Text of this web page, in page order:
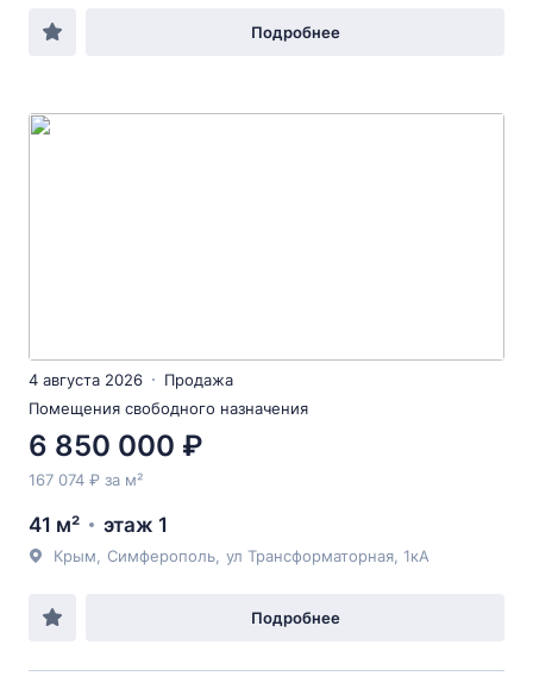
Подробнее
4 августа 2026
Продажа
Помещения свободного назначения
6 850 000 ₽
167 074 ₽ за м²
41 м² этаж 1
Крым Симферополь ул Трансформаторная , 1кА
Подробнее